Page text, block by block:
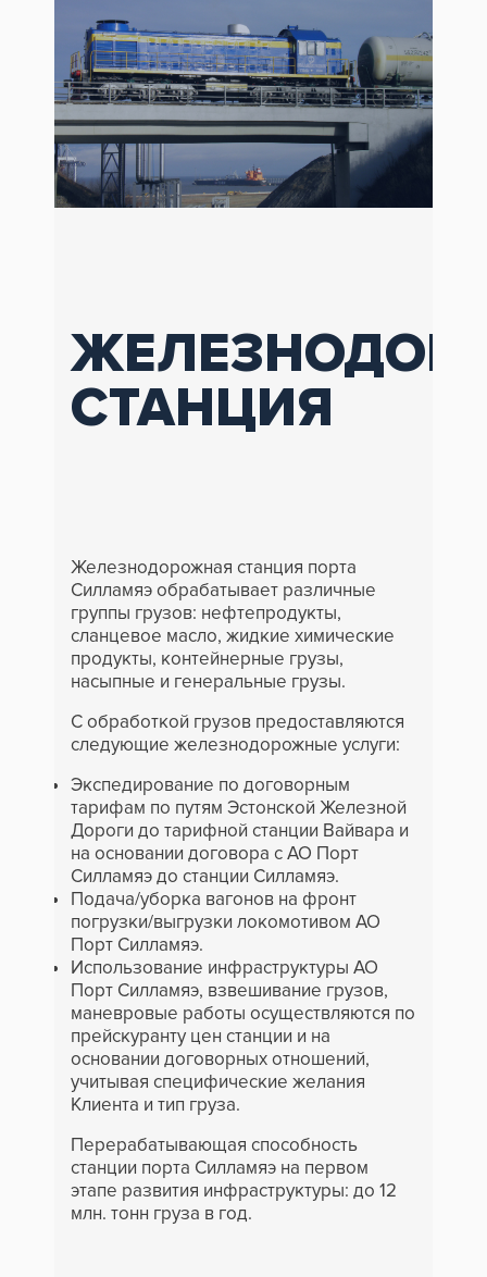
СТАНЦИЯ
Железнодорожная станция порта
Силламяэ обрабатывает различные
группы грузов: нефтепродукты,
сланцевое масло, жидкие химические
продукты, контейнерные грузы,
насыпные и генеральные грузы.
С обработкой грузов предоставляются
следующие железнодорожные услуги:
Экспедирование по договорным
тарифам по путям Эстонской Железной
Дороги до тарифной станции Вайвара и
на основании договора с АО Порт
Силламяэ до станции Силламяэ.
Подача/уборка вагонов на фронт
погрузки/выгрузки локомотивом АО
Порт Силламяэ.
Использование инфраструктуры АО
Порт Силламяэ, взвешивание грузов,
маневровые работы осуществляются по
прейскуранту цен станции и на
основании договорных отношений,
учитывая специфические желания
Клиента и тип груза.
Перерабатывающая способность
станции порта Силламяэ на первом
этапе развития инфраструктуры: до 12
млн. тонн груза в год.